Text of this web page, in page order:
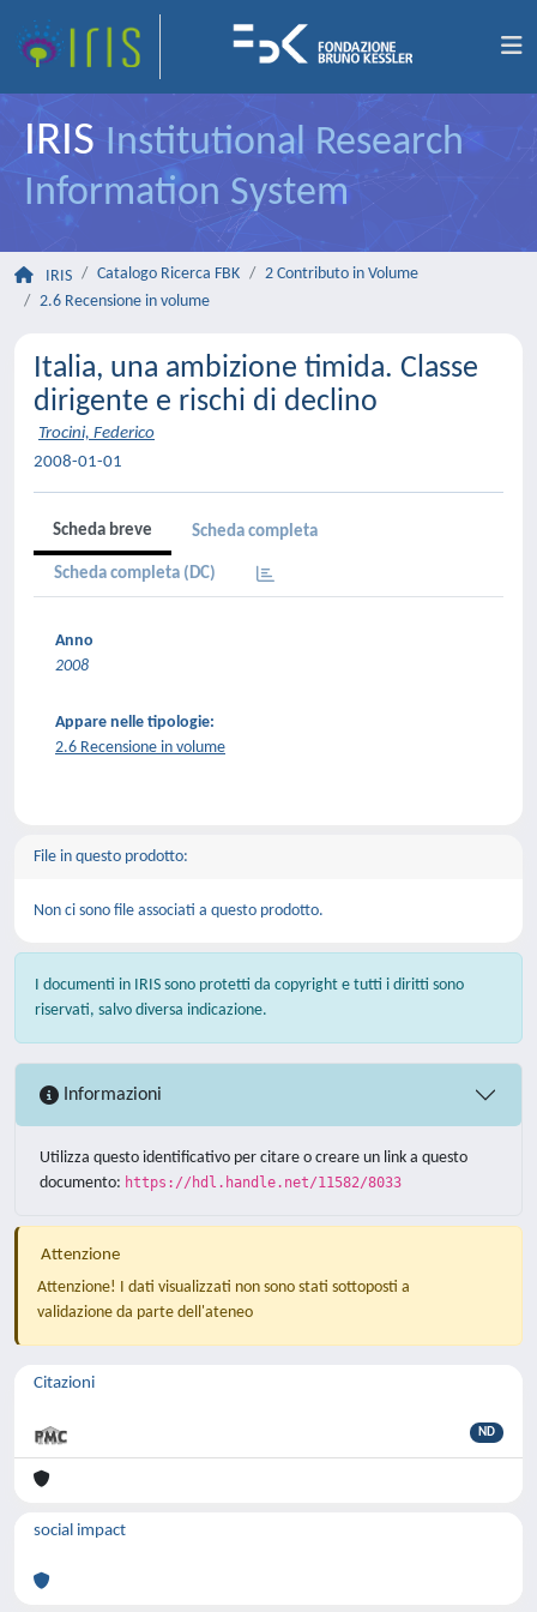
IRIS Institutional Research
Information System
IRIS Catalogo Ricerca FBK
2 Contributo in Volume
2.6 Recensione in volume
Italia, una ambizione timida. Classe
dirigente e rischi di declino
Trocini, Federico
2008-01-01
Scheda breve Scheda completa
Scheda completa (DC)
Anno
2008
Appare nelle tipologie:
2.6 Recensione in volume
File in questo prodotto:
Non ci sono file associati a questo prodotto.
I documenti in IRIS sono protetti da copyright e tutti i diritti sono
riservati, salvo diversa indicazione.
Informazioni
Utilizza questo identificativo per citare o creare un link a questo
documento: https://hdl.handle.net/11582/8033
Attenzione
Attenzione! I dati visualizzati non sono stati sottoposti a
validazione da parte dell'ateneo
Citazioni
ND
social impact